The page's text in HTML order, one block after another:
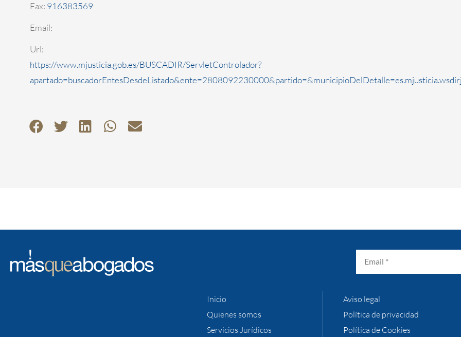
Fax: 916383569
Email:
Url:
https://www.mjusticia.gob.es/BUSCADIR/ServletControlador?
Inicio
Quienes somos
Servicios Jurídicos
Aviso legal
Política de privacidad
Política de Cookies